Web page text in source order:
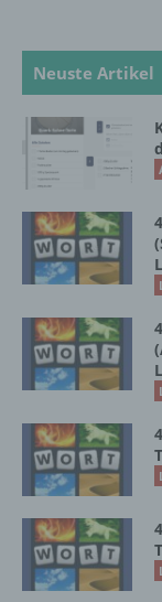
Neuste Artikel
d)
e)
Profiling
darin
werden,
die sich
zu